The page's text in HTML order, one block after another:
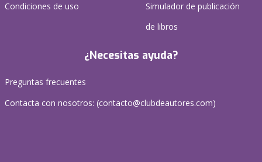
Condiciones de uso
Simulador de publicación
de libros
¿Necesitas ayuda?
Preguntas frecuentes
Contacta con nosotros: (contacto@clubdeautores.com)